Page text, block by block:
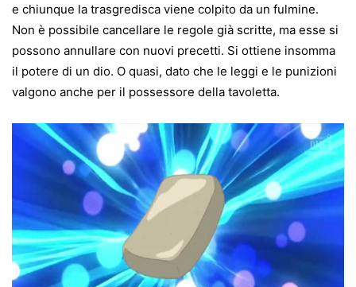
e chiunque la trasgredisca viene colpito da un fulmine.
Non è possibile cancellare le regole già scritte, ma esse si
possono annullare con nuovi precetti. Si ottiene insomma
il potere di un dio. O quasi, dato che le leggi e le punizioni
valgono anche per il possessore della tavoletta.